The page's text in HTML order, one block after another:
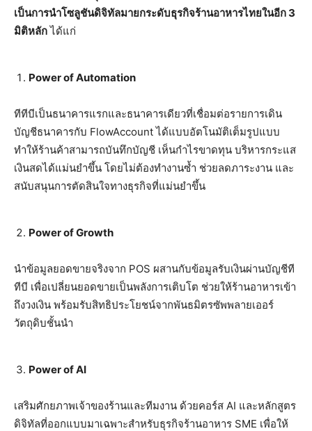
เป็นการนำโซลูชันดิจิทัลมายกระดับธุรกิจร้านอาหารไทยในอีก 3
มิติหลักได้แก่
Power of Automation
ทีทีบีเป็นธนาคารแรกและธนาคารเดียวที่เชื่อมต่อรายการเดิน
บัญชีธนาคารกับ FlowAccount ได้แบบอัตโนมัติเต็มรูปแบบ
ทำให้ร้านค้าสามารถบันทึกบัญชี เห็นกำไรขาดทุน บริหารกระแส
เงินสดได้แม่นยำขึ้น โดยไม่ต้องทำงานซ้ำ ช่วยลดภาระงาน และ
สนับสนุนการตัดสินใจทางธุรกิจที่แม่นยำขึ้น
Power of Growth
นำข้อมูลยอดขายจริงจาก POS ผสานกับข้อมูลรับเงินผ่านบัญชีที
ทีบี เพื่อเปลี่ยนยอดขายเป็นพลังการเติบโต ช่วยให้ร้านอาหารเข้า
ถึงวงเงิน พร้อมรับสิทธิประโยชน์จากพันธมิตรซัพพลายเออร์
วัตถุดิบชั้นนำ
Power of AI
เสริมศักยภาพเจ้าของร้านและทีมงาน ด้วยคอร์ส AI และหลักสูตร
ดิจิทัลที่ออกแบบมาเฉพาะสำหรับธุรกิจร้านอาหาร SME เพื่อให้